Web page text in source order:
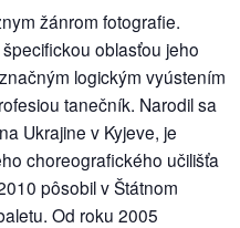
žánrom fotografie.
oblasťou jeho
logickým vyústením
tanečník. Narodil sa
Ukrajine v Kyjeve, je
choreografického učilišťa
pôsobil v Štátnom
Od roku 2005